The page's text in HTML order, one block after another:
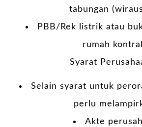
tabungan
PBB/Rek listrik atau
rumah
Syarat
Selain syarat untuk
perlu
Akte